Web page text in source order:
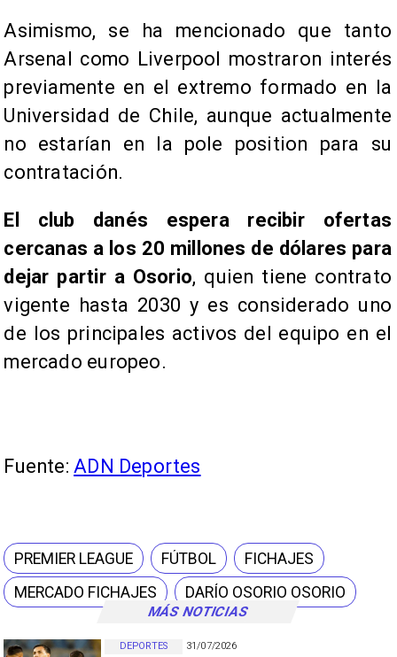
MÁS NOTICIAS
31/07/2026
DEPORTES
Asimismo, se ha mencionado que tanto
Arsenal como Liverpool mostraron interés
previamente en el extremo formado en la
Universidad de Chile, aunque actualmente
no estarían en la pole position para su
contratación.
El club danés espera recibir ofertas
cercanas a los 20 millones de dólares para
dejar partir a Osorio, quien tiene contrato
vigente hasta 2030 y es considerado uno
de los principales activos del equipo en el
mercado europeo.
Fuente: ADN Deportes
PREMIER LEAGUE FÚTBOL
FICHAJES
MERCADO FICHAJES
DARÍO OSORIO OSORIO